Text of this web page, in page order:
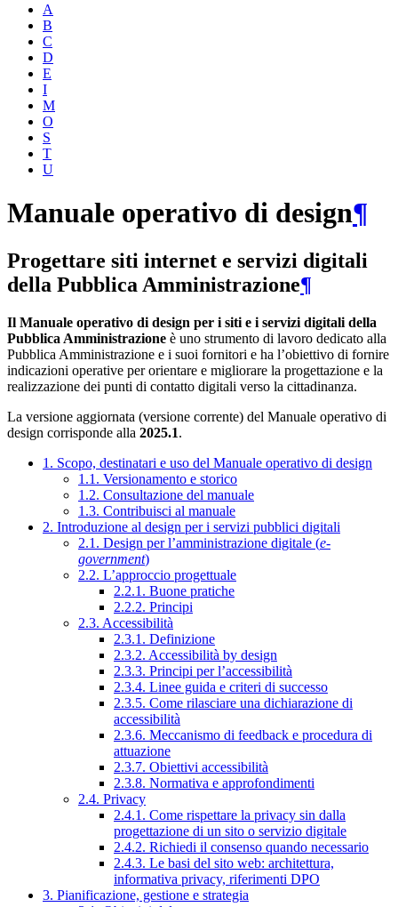
A
B
C
D
E
I
M
O
S
T
U
Manuale operativo di design¶
Progettare siti internet e servizi digitali
della Pubblica Amministrazione¶
Il Manuale operativo di design per i siti e i servizi digitali della
Pubblica Amministrazione è uno strumento di lavoro dedicato alla
Pubblica Amministrazione e i suoi fornitori e ha l’obiettivo di fornire
indicazioni operative per orientare e migliorare la progettazione e la
realizzazione dei punti di contatto digitali verso la cittadinanza.
La versione aggiornata (versione corrente) del Manuale operativo di
design corrisponde alla 2025.1.
1. Scopo, destinatari e uso del Manuale operativo di design
1.1. Versionamento e storico
1.2. Consultazione del manuale
1.3. Contribuisci al manuale
2. Introduzione al design per i servizi pubblici digitali
2.1. Design per l’amministrazione digitale (e-
government)
2.2. L’approccio progettuale
2.2.1. Buone pratiche
2.2.2. Principi
2.3. Accessibilità
2.3.1. Definizione
2.3.2. Accessibilità by design
2.3.3. Principi per l’accessibilità
2.3.4. Linee guida e criteri di successo
2.3.5. Come rilasciare una dichiarazione di
accessibilità
2.3.6. Meccanismo di feedback e procedura di
attuazione
2.3.7. Obiettivi accessibilità
2.3.8. Normativa e approfondimenti
2.4. Privacy
2.4.1. Come rispettare la privacy sin dalla
progettazione di un sito o servizio digitale
2.4.2. Richiedi il consenso quando necessario
2.4.3. Le basi del sito web: architettura,
informativa privacy, riferimenti DPO
3. Pianificazione, gestione e strategia